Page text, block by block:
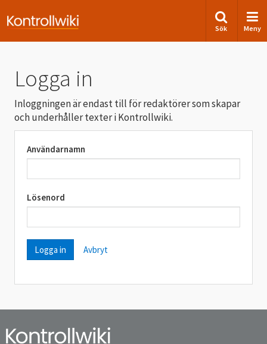
Sök Meny
Logga in
Inloggningen är endast till för redaktörer som skapar
och underhåller texter i Kontrollwiki.
Användarnamn
Lösenord
Avbryt